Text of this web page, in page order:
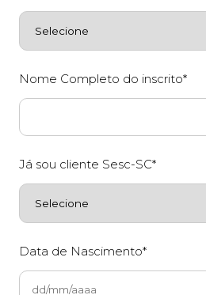
Nome Completo do inscrito*
Já sou cliente Sesc-SC*
Data de Nascimento*